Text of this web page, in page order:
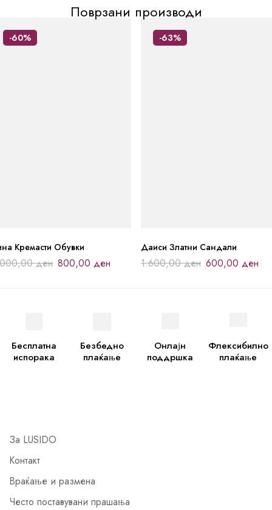
Поврзани производи
-60%
Кремасти Обувки
ден 800,00 ден
-63%
Даиси Златни Сандали
1.600,00ден 600,00 ден
Бесплатна
испорака
Безбедно
плаќање
Онлајн
поддршка
Флексибилно
плаќање
За LUSIDO
Контакт
Враќање и размена
Често поставувани прашања